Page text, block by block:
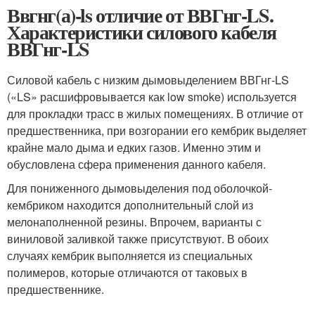
Ввгнг(а)-ls отличие от ВВГнг-LS.
Характеристики силового кабеля
ВВГнг-LS
Силовой кабель с низким дымовыделением ВВГнг-LS
(«LS» расшифровывается как low smoke) используется
для прокладки трасс в жилых помещениях. В отличие от
предшественника, при возгорании его кембрик выделяет
крайне мало дыма и едких газов. Именно этим и
обусловлена сфера применения данного кабеля.
Для пониженного дымовыделения под оболочкой-
кембриком находится дополнительный слой из
мелонаполненной резины. Впрочем, варианты с
виниловой заливкой также присутствуют. В обоих
случаях кембрик выполняется из специальных
полимеров, которые отличаются от таковых в
предшественнике.